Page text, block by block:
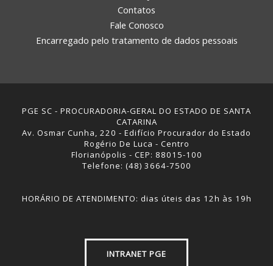
Contatos
Fale Conosco
Encarregado pelo tratamento de dados pessoais
PGE SC - PROCURADORIA-GERAL DO ESTADO DE SANTA
CATARINA
Av. Osmar Cunha, 220 - Edifício Procurador do Estado
Rogério De Luca - Centro
Florianópolis - CEP: 88015-100
Telefone: (48) 3664-7500
HORÁRIO DE ATENDIMENTO: dias úteis das 12h às 19h
INTRANET PGE